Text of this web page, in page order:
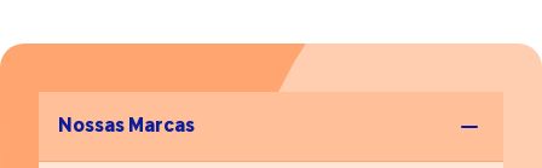
Nossas Marcas